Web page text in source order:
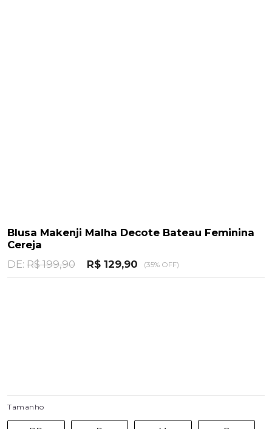
Blusa Makenji Malha Decote Bateau Feminina
Cereja
DE: R$ 199,90 R$ 129,90 (35% OFF)
Tamanho